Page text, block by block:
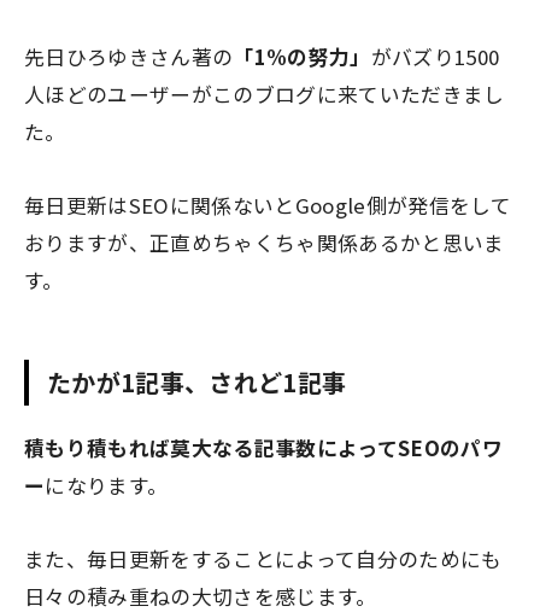
先日ひろゆきさん著の 「1%の努力」 がバズり1500
人ほどのユーザーがこのブログに来ていただきまし
た。
毎日更新はSEOに関係ないとGoogle側が発信をして
おりますが、正直めちゃくちゃ関係あるかと思いま
す。
たかが1記事、されど1記事
積もり積もれば莫大なる記事数によってSEOのパワ
ーになります。
また、毎日更新をすることによって自分のためにも
日々の積み重ねの大切さを感じます。